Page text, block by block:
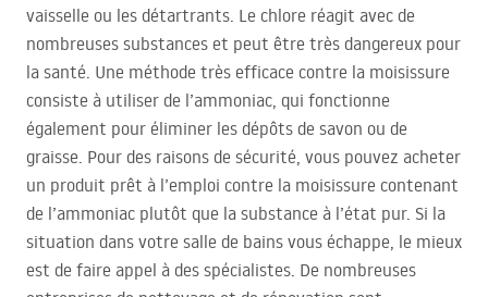
vaisselle ou les détartrants. Le chlore réagit avec de
nombreuses substances et peut être très dangereux pour
la santé. Une méthode très efficace contre la moisissure
consiste à utiliser de l’ammoniac, qui fonctionne
également pour éliminer les dépôts de savon ou de
graisse. Pour des raisons de sécurité, vous pouvez acheter
un produit prêt à l’emploi contre la moisissure contenant
de l’ammoniac plutôt que la substance à l’état pur. Si la
situation dans votre salle de bains vous échappe, le mieux
est de faire appel à des spécialistes. De nombreuses